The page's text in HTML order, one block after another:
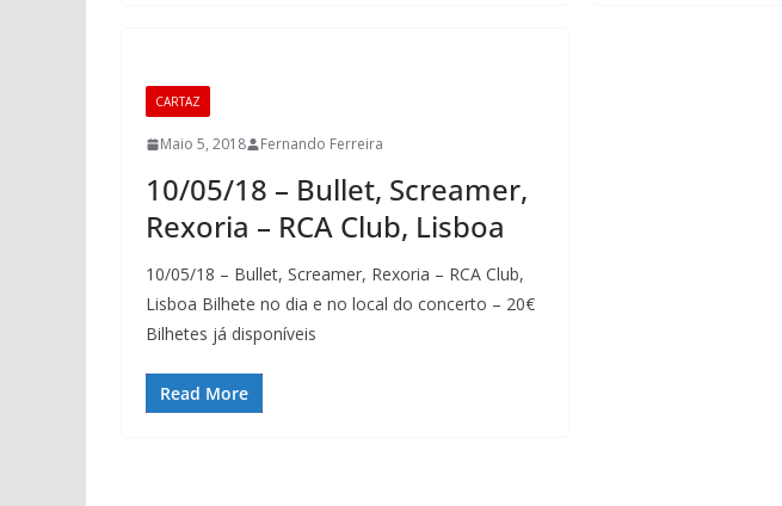
CARTAZ
Maio 5, 2018 Fernando Ferreira
10/05/18 – Bullet, Screamer,
Rexoria – RCA Club, Lisboa
10/05/18 – Bullet, Screamer, Rexoria – RCA Club,
Lisboa Bilhete no dia e no local do concerto – 20€
Bilhetes já disponíveis
Read More